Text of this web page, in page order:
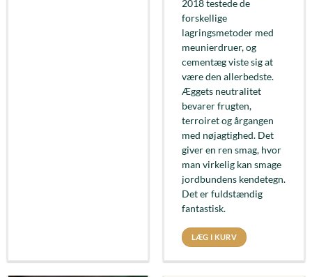
2018 testede de
forskellige
lagringsmetoder med
meunierdruer, og
cementæg viste sig at
være den allerbedste.
Æggets neutralitet
bevarer frugten,
terroiret og årgangen
med nøjagtighed. Det
giver en ren smag, hvor
man virkelig kan smage
jordbundens kendetegn.
Det er fuldstændig
fantastisk.
LÆG I KURV